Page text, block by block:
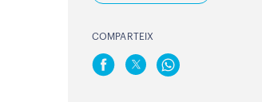
COMPARTEIX